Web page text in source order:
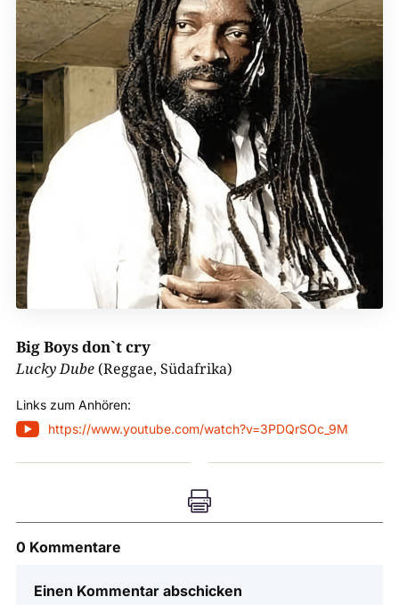
Big Boys don`t cry
Lucky Dube (Reggae, Südafrika)
Links zum Anhören:
 https://www.youtube.com/watch?v=3PDQrSOc_9M

0 Kommentare
Einen Kommentar abschicken